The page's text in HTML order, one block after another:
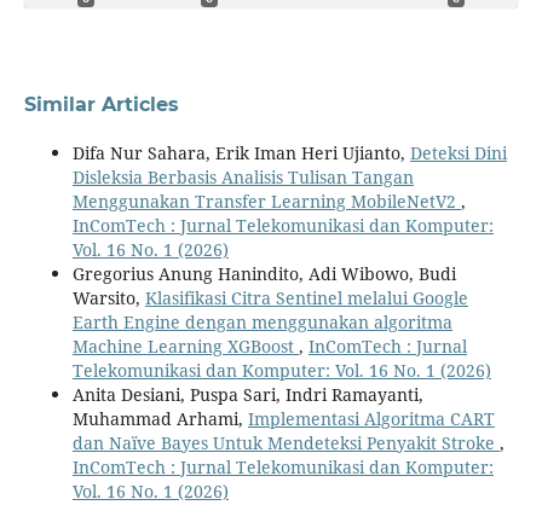
Similar Articles
Difa Nur Sahara, Erik Iman Heri Ujianto, Deteksi Dini
Disleksia Berbasis Analisis Tulisan Tangan
Menggunakan Transfer Learning MobileNetV2 ,
InComTech : Jurnal Telekomunikasi dan Komputer:
Vol. 16 No. 1 (2026)
Gregorius Anung Hanindito, Adi Wibowo, Budi
Warsito, Klasifikasi Citra Sentinel melalui Google
Earth Engine dengan menggunakan algoritma
Machine Learning XGBoost , InComTech : Jurnal
Telekomunikasi dan Komputer: Vol. 16 No. 1 (2026)
Anita Desiani, Puspa Sari, Indri Ramayanti,
Muhammad Arhami, Implementasi Algoritma CART
dan Naïve Bayes Untuk Mendeteksi Penyakit Stroke ,
InComTech : Jurnal Telekomunikasi dan Komputer:
Vol. 16 No. 1 (2026)